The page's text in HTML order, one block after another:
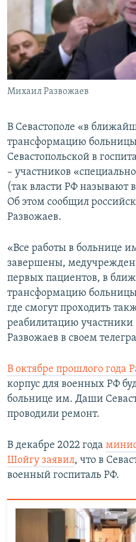
ПОБЕДИТЕЛЕЙ НЕ СУДЯТ?
КРЫМ.НЕПОКОРЕННЫЙ
ELIFBE
УКРАИНСКАЯ ПРОБЛЕМА КРЫМА
ПРИСОЕДИНЯЙТЕСЬ!
Все сайты RFE/RL
Михаил Развожаев
В Севастополе «в
трансформацию
Севастопольской в
– участников
(так власти РФ называют
Об этом сообщил
Развожаев.
«Все работы в больнице
завершены,
первых пациентов, в
трансформацию больницы
где смогут проходить
реабилитацию участники
Развожаев в своем
В октябре прошлого года
корпус для военных РФ
больнице им. Даши
проводили ремонт.
В декабре 2022 года
Шойгу заявил, что в
военный госпиталь РФ.